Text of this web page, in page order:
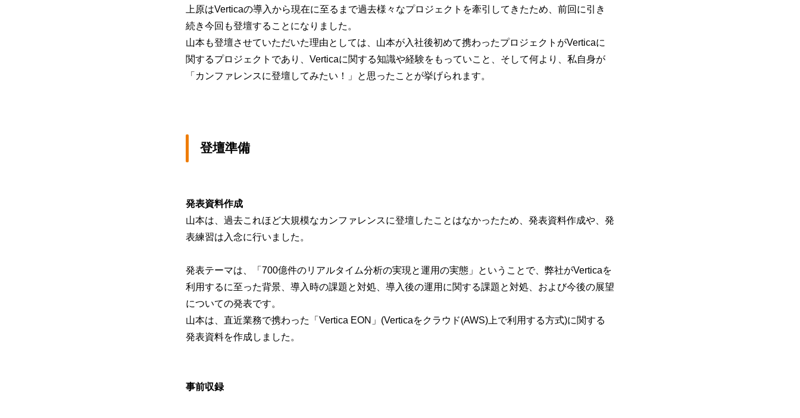
上原はVerticaの導入から現在に至るまで過去様々なプロジェクトを牽引してきたため、前回に引き
続き今回も登壇することになりました。
山本も登壇させていただいた理由としては、山本が入社後初めて携わったプロジェクトがVerticaに
関するプロジェクトであり、Verticaに関する知識や経験をもっていこと、そして何より、私自身が
「カンファレンスに登壇してみたい！」と思ったことが挙げられます。
登壇準備
発表資料作成
山本は、過去これほど大規模なカンファレンスに登壇したことはなかったため、発表資料作成や、発
表練習は入念に行いました。
発表テーマは、「700億件のリアルタイム分析の実現と運用の実態」ということで、弊社がVerticaを
利用するに至った背景、導入時の課題と対処、導入後の運用に関する課題と対処、および今後の展望
についての発表です。
山本は、直近業務で携わった「Vertica EON」(Verticaをクラウド(AWS)上で利用する方式)に関する
発表資料を作成しました。
事前収録